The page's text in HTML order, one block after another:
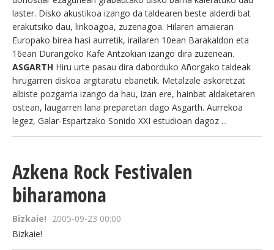
laster. Disko akustikoa izango da taldearen beste alderdi bat
erakutsiko dau, lirikoagoa, zuzenagoa. Hilaren amaieran
Europako birea hasi aurretik, irailaren 10ean Barakaldon eta
16ean Durangoko Kafe Antzokian izango dira zuzenean.
ASGARTH Hiru urte pasau dira daborduko Añorgako taldeak
hirugarren diskoa argitaratu ebanetik. Metalzale askoretzat
albiste pozgarria izango da hau, izan ere, hainbat aldaketaren
ostean, laugarren lana preparetan dago Asgarth. Aurrekoa
legez, Galar-Espartzako Sonido XXI estudioan dagoz ...
Azkena Rock Festivalen
biharamona
Bizkaie! 2005-09-23 00:00
Bizkaie!